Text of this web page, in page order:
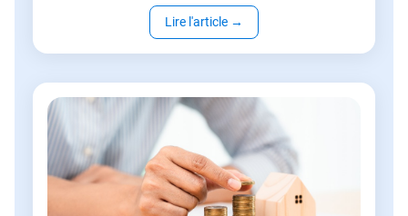
Lire l'article →